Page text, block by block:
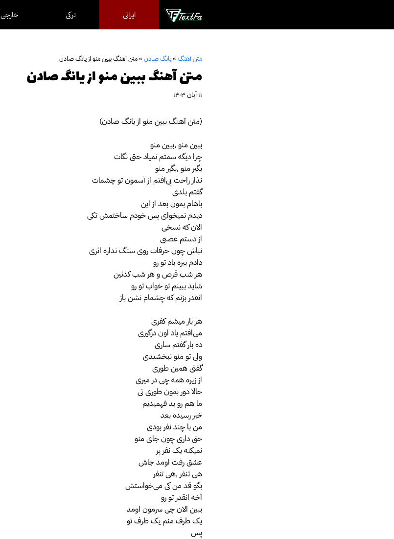
محتوا
ایرانی ترکی خارجی
متن آهنگ »یانگ صادن »متن آهنگ ببین منو از یانگ صادن
متن آهنگ ببین منو از یانگ صادن
۱۱ آبان ۱۴۰۳
(متن آهنگ ببین منو از یانگ صادن)
ببین منو ,ببین منو
چرا دیگه سمتم نمیاد حتی نگات
بگیر منو ,بگیر منو
نذار راحت بی‌افتم از آسمون تو چشمات
گفتم بلدی
باهام بمون بعد از این
دیدم نمیخوای پس خودم ساختمش تکی
الان که نسخی
از دستم عصبی
نباش چون حرفات روی سنگ نداره اثری
دادم ببره باد تو رو
هر شب قرص و هر شب کدئین
شاید ببینم تو خواب تو رو
انقدر بزنم که چشمام نشن باز
هر بار میشم کفری
می‌افتم یاد اون درگیری
ده بار گفتم ساری
ولی تو منو نبخشیدی
گفتی همین طوری
از زیره همه چی در میری
حالا دور بمون طوری نی
ما هم رو بد فهمیدیم
خبر رسیده بعد
من با چند نفر بودی
حق داری چون جای منو
نمیکنه یک نفر پر
عشق رفت اومد جاش
هی تنفر ,هی تنفر
بگو قد من کی می‌خواستش
آخه انقدر تو رو
ببین الان چی سرمون اومد
یک طرف منم یک طرف تو
پس